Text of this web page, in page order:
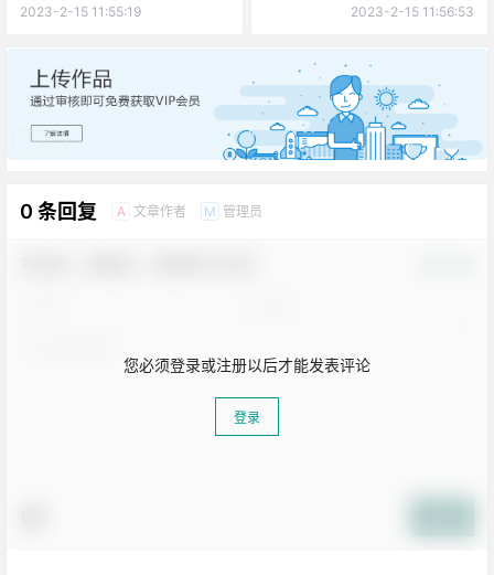
2023-2-15 11:55:19 2023-2-15 11:56:53
广告
0 条回复 A 文章作者 M 管理员
您必须登录或注册以后才能发表评论
登录